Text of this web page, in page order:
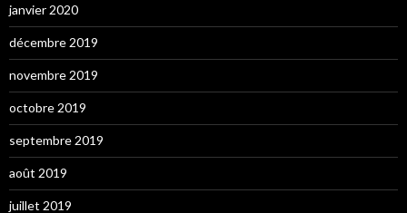
janvier 2020
décembre 2019
novembre 2019
octobre 2019
septembre 2019
août 2019
juillet 2019